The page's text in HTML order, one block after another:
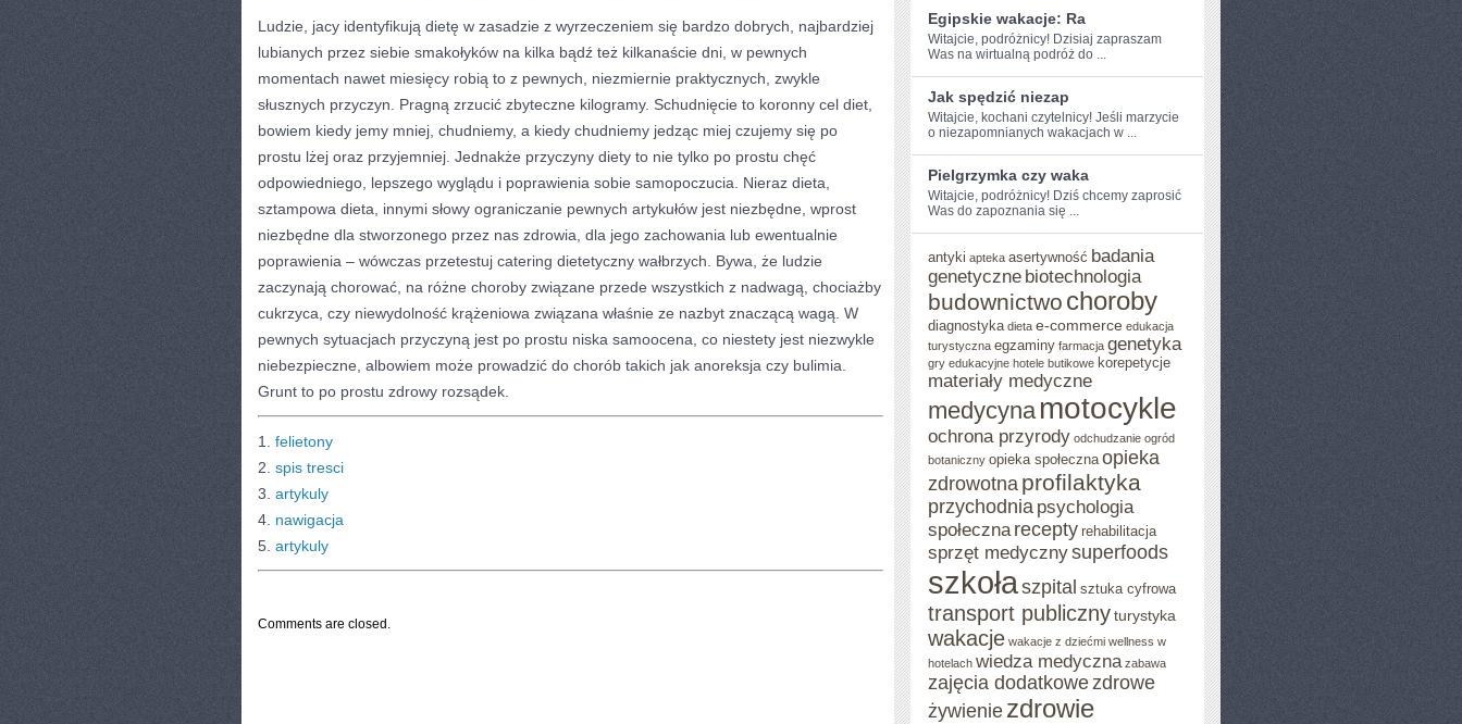
ZNACZĄCA
ŻYCIU
POWSZEDNIM
Ludzie, jacy identyfikują dietę w zasadzie z wyrzeczeniem się bardzo dobrych, najbardziej
lubianych przez siebie smakołyków na kilka bądź też kilkanaście dni, w pewnych
momentach nawet miesięcy robią to z pewnych, niezmiernie praktycznych, zwykle
słusznych przyczyn. Pragną zrzucić zbyteczne kilogramy. Schudnięcie to koronny cel diet,
bowiem kiedy jemy mniej, chudniemy, a kiedy chudniemy jedząc miej czujemy się po
prostu lżej oraz przyjemniej. Jednakże przyczyny diety to nie tylko po prostu chęć
odpowiedniego, lepszego wyglądu i poprawienia sobie samopoczucia. Nieraz dieta,
sztampowa dieta, innymi słowy ograniczanie pewnych artykułów jest niezbędne, wprost
niezbędne dla stworzonego przez nas zdrowia, dla jego zachowania lub ewentualnie
poprawienia – wówczas przetestuj catering dietetyczny wałbrzych. Bywa, że ludzie
zaczynają chorować, na różne choroby związane przede wszystkich z nadwagą, chociażby
cukrzyca, czy niewydolność krążeniowa związana właśnie ze nazbyt znaczącą wagą. W
pewnych sytuacjach przyczyną jest po prostu niska samoocena, co niestety jest niezwykle
niebezpieczne, albowiem może prowadzić do chorób takich jak anoreksja czy bulimia.
Grunt to po prostu zdrowy rozsądek.
1. felietony
2. spis tresci
3. artykuly
4. nawigacja
5. artykuly
Comments are closed.
Egipskie wakacje: Ra
Witajcie, podróżnicy! Dzisiaj ⁢zapraszam
Was na wirtualną ‌podróż do ...
Jak spędzić niezap
Witajcie,⁢ kochani czytelnicy! ‍Jeśli marzycie
o niezapomnianych wakacjach w ...
Pielgrzymka czy waka
Witajcie, podróżnicy! Dziś chcemy ​zaprosić
Was do zapoznania się ...
antyki apteka asertywność badania
genetyczne biotechnologia
budownictwo choroby
diagnostyka dieta e-commerce edukacja
turystyczna egzaminy farmacja genetyka
gry edukacyjne hotele butikowe korepetycje
materiały medyczne
medycyna motocykle
ochrona przyrody odchudzanie ogród
botaniczny opieka społeczna opieka
zdrowotna profilaktyka
przychodnia psychologia
społeczna recepty rehabilitacja
sprzęt medycznysuperfoods
szkołaszpital sztuka cyfrowa
transport publicznyturystyka
wakacje wakacje z dziećmi wellness w
hotelach wiedza medyczna zabawa
zajęcia dodatkowezdrowe
żywienie zdrowie